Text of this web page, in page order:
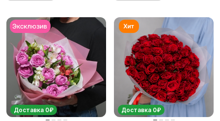
Доставка 0₽ Доставка 0₽